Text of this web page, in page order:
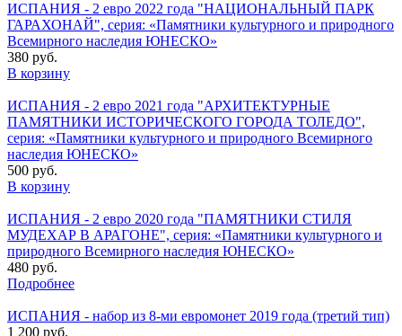
ИСПАНИЯ - 2 евро 2022 года "НАЦИОНАЛЬНЫЙ ПАРК
ГАРАХОНАЙ", серия: «Памятники культурного и природного
Всемирного наследия ЮНЕСКО»
380 руб.
В корзину
ИСПАНИЯ - 2 евро 2021 года "АРХИТЕКТУРНЫЕ
ПАМЯТНИКИ ИСТОРИЧЕСКОГО ГОРОДА ТОЛЕДО",
серия: «Памятники культурного и природного Всемирного
наследия ЮНЕСКО»
500 руб.
В корзину
ИСПАНИЯ - 2 евро 2020 года "ПАМЯТНИКИ СТИЛЯ
МУДЕХАР В АРАГОНЕ", серия: «Памятники культурного и
природного Всемирного наследия ЮНЕСКО»
480 руб.
Подробнее
ИСПАНИЯ - набор из 8-ми евромонет 2019 года (третий тип)
1 200 руб.